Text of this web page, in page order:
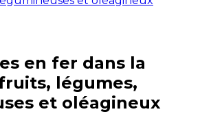
en fer dans la
légumes,
et oléagineux